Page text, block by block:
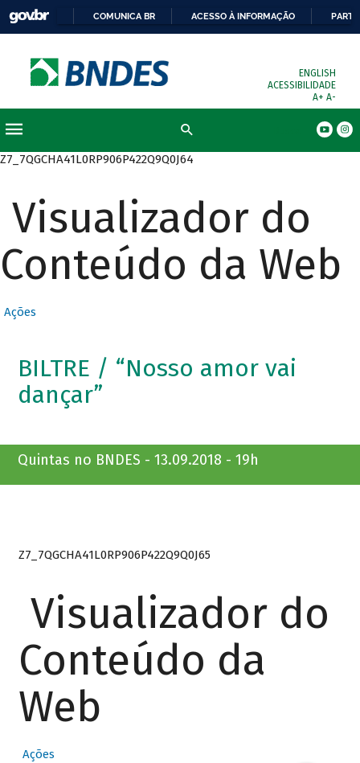
COMUNICA BR ACESSO À INFORMAÇÃO
ENGLISH
ACESSIBILIDADE
A+ A-
Z7_7QGCHA41L0RP906P422Q9Q0J64
Visualizador do
Conteúdo da Web
Ações
BILTRE / “Nosso amor vai
dançar”
Quintas no BNDES - 13.09.2018 - 19h
Z7_7QGCHA41L0RP906P422Q9Q0J65
Visualizador do
Conteúdo da
Web
Ações